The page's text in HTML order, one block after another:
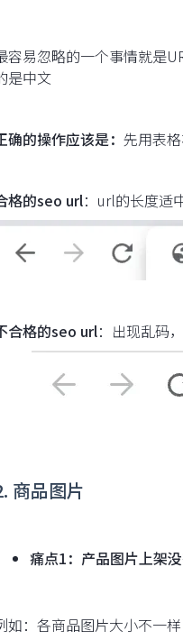
容易忽略的一个事情就是
是中文
确的操作应该是： 先用表
格的seo url：url的长度适
合格的seo url：出现乱码
商品图片
痛点1：产品图片上架
如：各商品图片大小不一